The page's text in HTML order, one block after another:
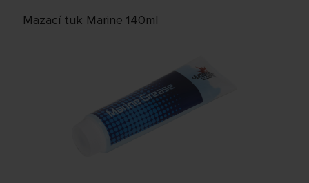
Mazací tuk Marine 140ml